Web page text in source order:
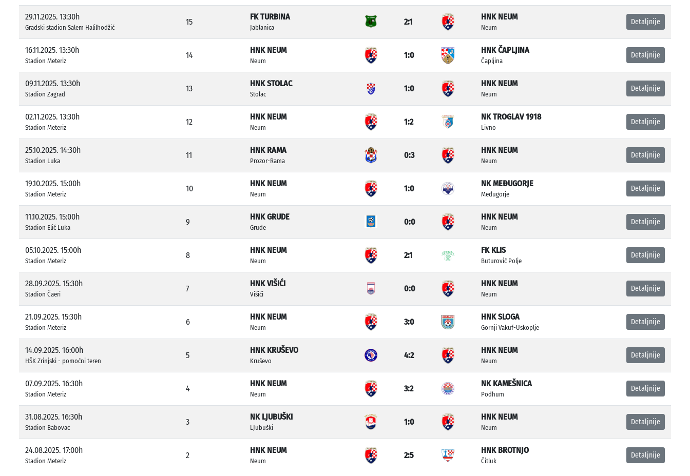
29.11.2025. 13:30h
Gradski stadion Salem Halilhodžić
15
FK TURBINA
Jablanica
2:1
HNK NEUM
Neum
Detaljnije
16.11.2025. 13:30h
Stadion Meteriz
14
HNK NEUM
Neum
1:0
HNK ČAPLJINA
Čapljina
Detaljnije
09.11.2025. 13:30h
Stadion Zagrad
13
HNK STOLAC
Stolac
1:0
HNK NEUM
Neum
Detaljnije
02.11.2025. 13:30h
Stadion Meteriz
12
HNK NEUM
Neum
1:2
NK TROGLAV 1918
Livno
Detaljnije
25.10.2025. 14:30h
Stadion Luka
11
HNK RAMA
Prozor-Rama
0:3
HNK NEUM
Neum
Detaljnije
19.10.2025. 15:00h
Stadion Meteriz
10
HNK NEUM
Neum
1:0
NK MEĐUGORJE
Međugorje
Detaljnije
11.10.2025. 15:00h
Stadion Elić Luka
9
HNK GRUDE
Grude
0:0
HNK NEUM
Neum
Detaljnije
05.10.2025. 15:00h
Stadion Meteriz
8
HNK NEUM
Neum
2:1
FK KLIS
Buturović Polje
Detaljnije
28.09.2025. 15:30h
Stadion Čaeri
7
HNK VIŠIĆI
Višići
0:0
HNK NEUM
Neum
Detaljnije
21.09.2025. 15:30h
Stadion Meteriz
6
HNK NEUM
Neum
3:0
HNK SLOGA
Gornji Vakuf-Uskoplje
Detaljnije
14.09.2025. 16:00h
HŠK Zrinjski - pomoćni teren
5
HNK KRUŠEVO
Kruševo
4:2
HNK NEUM
Neum
Detaljnije
07.09.2025. 16:30h
Stadion Meteriz
4
HNK NEUM
Neum
3:2
NK KAMEŠNICA
Podhum
Detaljnije
31.08.2025. 16:30h
Stadion Babovac
3
NK LJUBUŠKI
LJubuški
1:0
HNK NEUM
Neum
Detaljnije
24.08.2025. 17:00h
Stadion Meteriz
2
HNK NEUM
Neum
2:5
HNK BROTNJO
Čitluk
Detaljnije